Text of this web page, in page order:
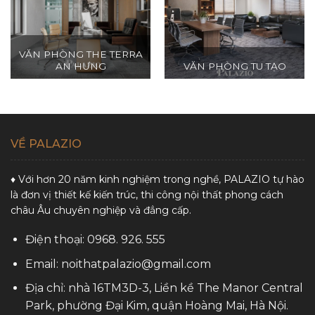
Khi bắt tay vào thi công, Palazio cam kết về sự chính
xác, độ bền và chất lượng của từng đường nét.
Chúng tôi sử dụng vật liệu cao cấp, kết hợp cùng
công nghệ tiên tiến để tạo nên những sản phẩm nội
gian.
Nâng Tầm Thương Hiệu Qua Thiết Kế Nội Thất Văn
Một văn phòng đẳng cấp là nơi thể hiện rõ ràng bản
sắc và thương hiệu của doanh nghiệp. Palazio chú
trọng đến việc sáng tạo những không gian làm việc
không gian mở, thông thoáng, nơi ý tưởng có thể
phát triển không giới hạn.
VĂN PHÒNG THE TERRA
AN HƯNG
VĂN PHÒNG TU TẠO
VỀ PALAZIO
♦ Với hơn 20 năm kinh nghiệm trong nghề, PALAZIO tự hào
là đơn vị thiết kế kiến trúc, thi công nội thất phong cách
châu Âu chuyên nghiệp và đẳng cấp.
Điện thoại: 0968. 926. 555
Email: noithatpalazio@gmail.com
Địa chỉ: nhà 16TM3D-3, Liền kề The Manor Central
Park, phường Đại Kim, quận Hoàng Mai, Hà Nội.